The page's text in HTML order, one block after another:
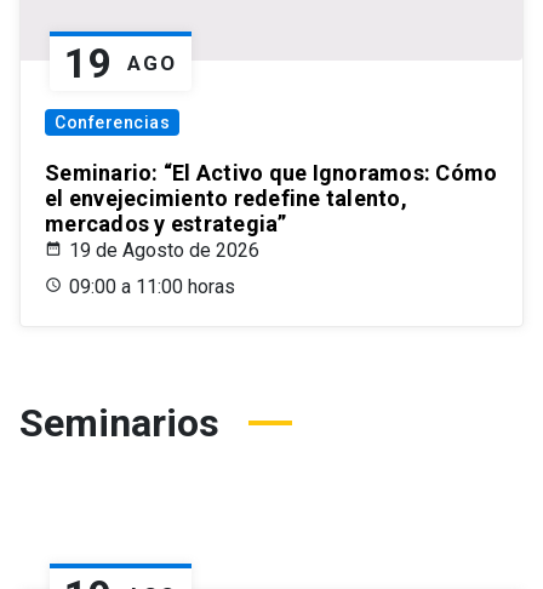
19 AGO
Conferencias
Seminario: “El Activo que Ignoramos: Cómo
el envejecimiento redefine talento,
mercados y estrategia”
19 de Agosto de 2026
09:00 a 11:00 horas
Seminarios